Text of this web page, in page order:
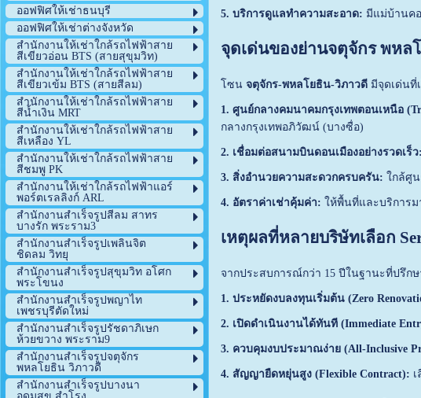
ออฟฟิศให้เช่าธนบุรี
ออฟฟิศให้เช่าต่างจังหวัด
สำนักงานให้เช่าใกล้รถไฟฟ้าสาย
สีเขียวอ่อน BTS (สายสุขุมวิท)
สำนักงานให้เช่าใกล้รถไฟฟ้าสาย
สีเขียวเข้ม BTS (สายสีลม)
สำนักงานให้เช่าใกล้รถไฟฟ้าสาย
สีน้ำเงิน MRT
สำนักงานให้เช่าใกล้รถไฟฟ้าสาย
สีเหลือง YL
สำนักงานให้เช่าใกล้รถไฟฟ้าสาย
สีชมพู PK
สำนักงานให้เช่าใกล้รถไฟฟ้าแอร์
พอร์ตเรลลิงก์ ARL
สำนักงานสำเร็จรูปสีลม สาทร
บางรัก พระราม3
สำนักงานสำเร็จรูปเพลินจิต
ชิดลม วิทยุ
สำนักงานสำเร็จรูปสุขุมวิท อโศก
พระโขนง
สำนักงานสำเร็จรูปพญาไท
เพชรบุรีตัดใหม่
สำนักงานสำเร็จรูปรัชดาภิเษก
ห้วยขวาง พระราม9
สำนักงานสำเร็จรูปจตุจักร
พหลโยธิน วิภาวดี
สำนักงานสำเร็จรูปบางนา
5. บริการดูแลทำความสะอาด: มีแม่บ้านค
จุดเด่นของย่านจตุจักร พหล
โซน จตุจักร-พหลโยธิน-วิภาวดีมีจุดเด่นที่
1. ศูนย์กลางคมนาคมกรุงเทพตอนเหนือ
กลางกรุงเทพอภิวัฒน์ (บางซื่อ)
2. เชื่อมต่อสนามบินดอนเมืองอย่างรวดเร็ว:
3. สิ่งอำนวยความสะดวกครบครัน: ใกล้ศู
4. อัตราค่าเช่าคุ้มค่า: ให้พื้นที่และบริการม
เหตุผลที่หลายบริษัทเลือก
จากประสบการณ์กว่า 15 ปีในฐานะที่ปรึก
1. ประหยัดงบลงทุนเริ่มต้น (Zero
2. เปิดดำเนินงานได้ทันที (Immediate
3. ควบคุมงบประมาณง่าย (All-Inclusive
4. สัญญายืดหยุ่นสูง (Flexible Contract):